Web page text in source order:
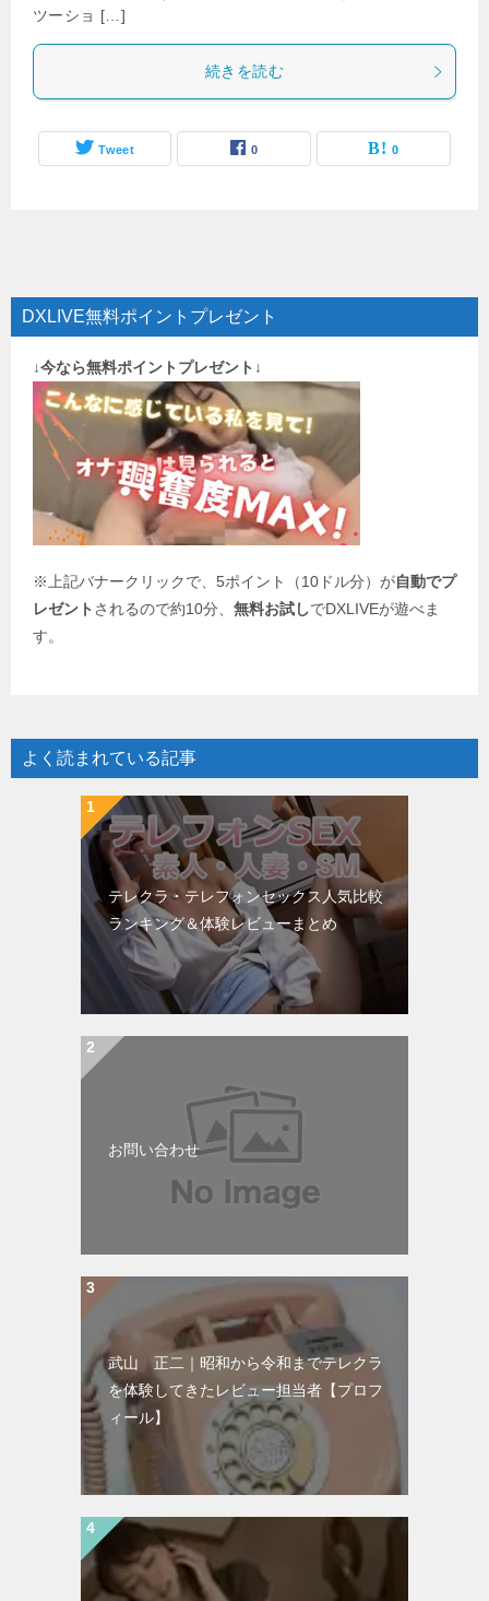
ツーショ […]
続きを読む
Tweet 0 0
DXLIVE無料ポイントプレゼント
↓今なら無料ポイントプレゼント↓
※上記バナークリックで、5ポイント（10ドル分）が自動でプ
レゼント されるので約10分、 無料お試しでDXLIVEが遊べま
す。
よく読まれている記事
テレクラ・テレフォンセックス人気比較
ランキング＆体験レビューまとめ
お問い合わせ
武山 正二｜昭和から令和までテレクラ
を体験してきたレビュー担当者【プロフ
ィール】